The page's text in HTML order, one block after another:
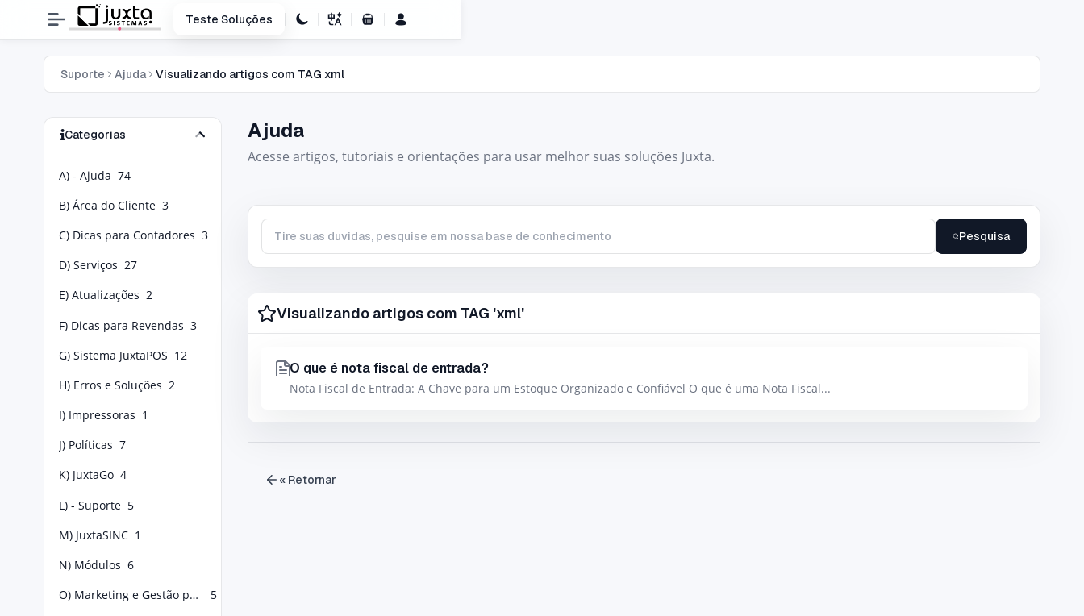
Teste Soluções
Carrinho de Compras
Suporte Ajuda Visualizando artigos com TAG xml
Categorias
A) - Ajuda 74
B) Área do Cliente 3
C) Dicas para Contadores 3
D) Serviços 27
E) Atualizações 2
F) Dicas para Revendas 3
G) Sistema JuxtaPOS 12
H) Erros e Soluções 2
I) Impressoras 1
J) Políticas 7
K) JuxtaGo 4
L) - Suporte 5
M) JuxtaSINC 1
N) Módulos 6
O) Marketing e Gestão para Food Service
5
Ajuda
Acesse artigos, tutoriais e orientações para usar melhor suas soluções Juxta.
Tire suas duvidas, pesquise em nossa base de conhecimento Pesquisa
Visualizando artigos com TAG 'xml'
O que é nota fiscal de entrada?
Nota Fiscal de Entrada: A Chave para um Estoque Organizado e Confiável O que é uma Nota Fiscal...
« Retornar